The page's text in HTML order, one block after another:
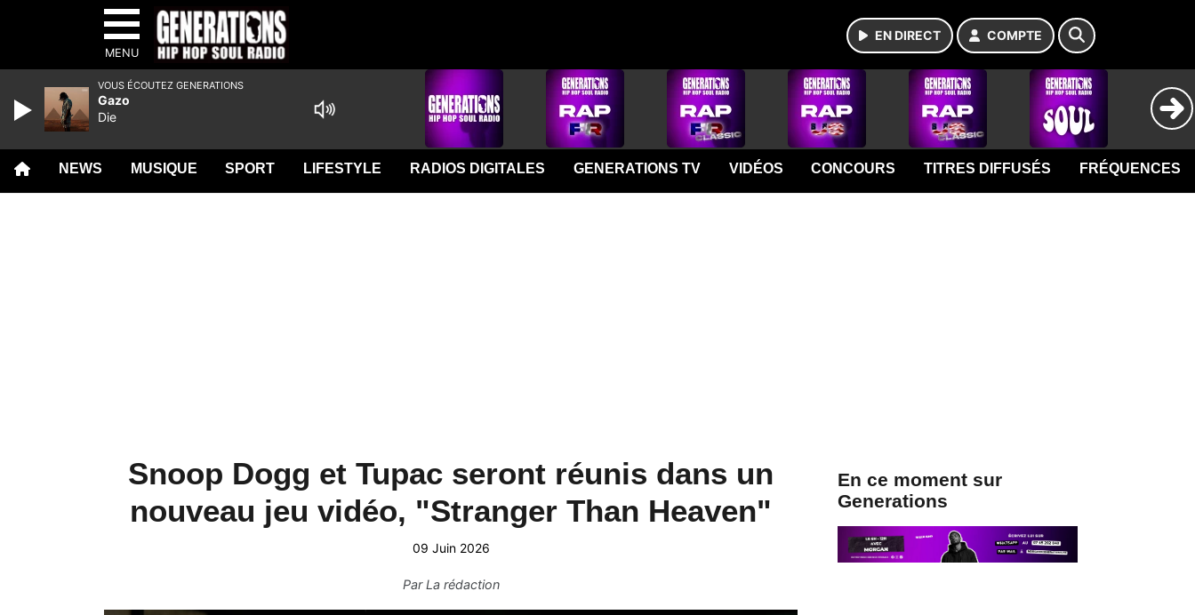
MENU
EN DIRECT COMPTE
NEWS MUSIQUE SPORT LIFESTYLE RADIOS DIGITALES GENERATIONS TV VIDÉOS CONCOURS TITRES DIFFUSÉS FRÉQUENCES
Snoop Dogg et Tupac seront réunis dans un
nouveau jeu vidéo, "Stranger Than Heaven"
09 Juin 2026
ParLa rédaction
En ce moment sur
Generations
VOUS ÉCOUTEZ GENERATIONS
Gazo
Die